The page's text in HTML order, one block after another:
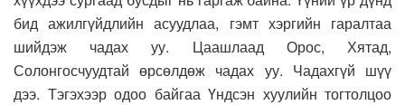
бид ажилгүйдлийн асуудлаа, гэмт хэргийн гаралтаа
шийдэж чадах уу. Цаашлаад Орос, Хятад,
Солонгосчуудтай өрсөлдөж чадах уу. Чадахгүй шүү
дээ. Тэгэхээр одоо байгаа Үндсэн хуулийн тогтолцоо